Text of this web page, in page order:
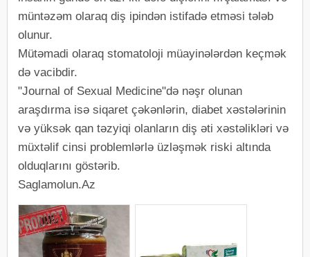
müntəzəm olaraq diş ipindən istifadə etməsi tələb
olunur.
Mütəmadi olaraq stomatoloji müayinələrdən keçmək
də vacibdir.
"Journal of Sexual Medicine"də nəşr olunan
araşdırma isə siqaret çəkənlərin, diabet xəstələrinin
və yüksək qan təzyiqi olanların diş əti xəstəlikləri və
müxtəlif cinsi problemlərlə üzləşmək riski altında
olduqlarını göstərib.
Saglamolun.Az